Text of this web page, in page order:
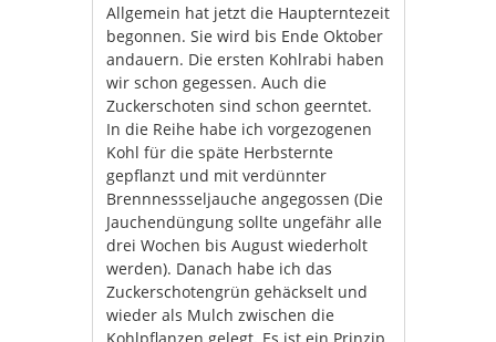
Allgemein hat jetzt die Haupterntezeit
begonnen. Sie wird bis Ende Oktober
andauern. Die ersten Kohlrabi haben
wir schon gegessen. Auch die
Zuckerschoten sind schon geerntet.
In die Reihe habe ich vorgezogenen
Kohl für die späte Herbsternte
gepflanzt und mit verdünnter
Brennnessseljauche angegossen (Die
Jauchendüngung sollte ungefähr alle
drei Wochen bis August wiederholt
werden). Danach habe ich das
Zuckerschotengrün gehäckselt und
wieder als Mulch zwischen die